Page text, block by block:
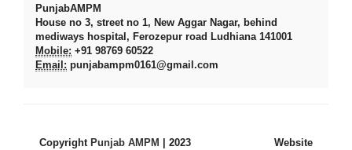
PunjabAMPM
House no 3, street no 1, New Aggar Nagar, behind
mediways hospital, Ferozepur road Ludhiana 141001
Mobile: +91 98769 60522
Email: punjabampm0161@gmail.com
Copyright Punjab AMPM | 2023
Website